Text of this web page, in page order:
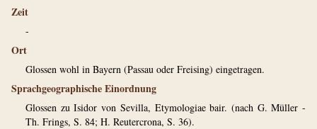
Zeit
-
Ort
Glossen wohl in Bayern (Passau oder Freising) eingetragen.
Sprachgeographische Einordnung
Glossen zu Isidor von Sevilla, Etymologiae bair. (nach G. Müller -
Th. Frings, S. 84; H. Reutercrona, S. 36).